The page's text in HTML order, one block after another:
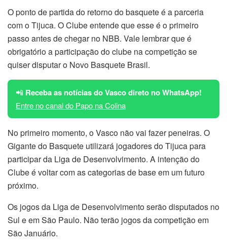
O ponto de partida do retorno do basquete é a parceria
com o Tijuca. O Clube entende que esse é o primeiro
passo antes de chegar no NBB. Vale lembrar que é
obrigatório a participação do clube na competição se
quiser disputar o Novo Basquete Brasil.
📲 Receba as notícias do Vasco direto no WhatsApp!
Entre no canal do Papo na Colina
No primeiro momento, o Vasco não vai fazer peneiras. O
Gigante do Basquete utilizará jogadores do Tijuca para
participar da Liga de Desenvolvimento. A intenção do
Clube é voltar com as categorias de base em um futuro
próximo.
Os jogos da Liga de Desenvolvimento serão disputados no
Sul e em São Paulo. Não terão jogos da competição em
São Januário.